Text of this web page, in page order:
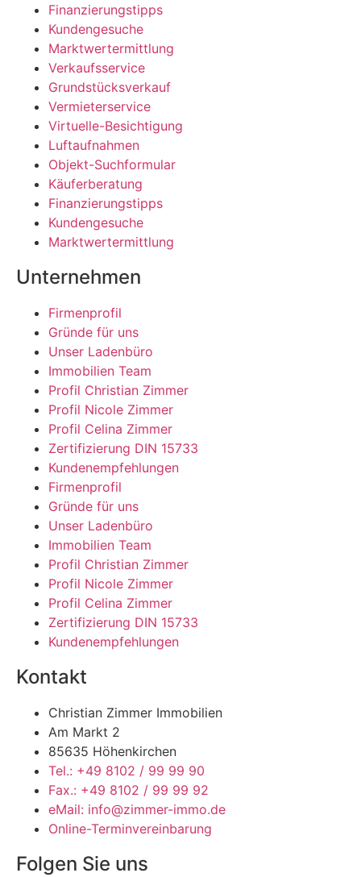
Finanzierungstipps
Kundengesuche
Marktwertermittlung
Verkaufsservice
Grundstücksverkauf
Vermieterservice
Virtuelle-Besichtigung
Luftaufnahmen
Objekt-Suchformular
Käuferberatung
Finanzierungstipps
Kundengesuche
Marktwertermittlung
Unternehmen
Firmenprofil
Gründe für uns
Unser Ladenbüro
Immobilien Team
Profil Christian Zimmer
Profil Nicole Zimmer
Profil Celina Zimmer
Zertifizierung DIN 15733
Kundenempfehlungen
Firmenprofil
Gründe für uns
Unser Ladenbüro
Immobilien Team
Profil Christian Zimmer
Profil Nicole Zimmer
Profil Celina Zimmer
Zertifizierung DIN 15733
Kundenempfehlungen
Kontakt
Christian Zimmer Immobilien
Am Markt 2
85635 Höhenkirchen
Tel.: +49 8102 / 99 99 90
Fax.: +49 8102 / 99 99 92
eMail: info@zimmer-immo.de
Online-Terminvereinbarung
Folgen Sie uns